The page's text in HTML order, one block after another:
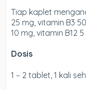
Tiap kaplet
25 mg, vitamin B3
10 mg, vitamin B12
Dosis
1 – 2 tablet, 1 kali